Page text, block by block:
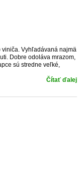
viniča. Vyhľadávaná najmä
Dobre odoláva mrazom,
sú stredne veľké,
Čítať ďalej